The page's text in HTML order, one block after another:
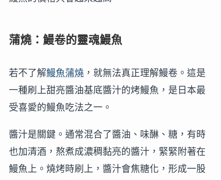
蒲燒：鰻卷的靈魂鰻魚
若不了解鰻魚蒲燒 ，就無法真正理解鰻卷。這是
一種刷上甜亮醬油基底醬汁的烤鰻魚，是日本最
受喜愛的鰻魚吃法之一。
醬汁是關鍵。通常混合了醬油、味醂、糖，有時
也加清酒，熬煮成濃稠黏亮的醬汁，緊緊附著在
鰻魚上。燒烤時刷上，醬汁會焦糖化，形成一股